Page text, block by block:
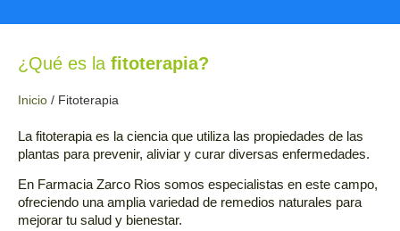
¿Qué es la fitoterapia?
Inicio / Fitoterapia
La fitoterapia es la ciencia que utiliza las propiedades de las
plantas para prevenir, aliviar y curar diversas enfermedades.
En Farmacia Zarco Rios somos especialistas en este campo,
ofreciendo una amplia variedad de remedios naturales para
mejorar tu salud y bienestar.